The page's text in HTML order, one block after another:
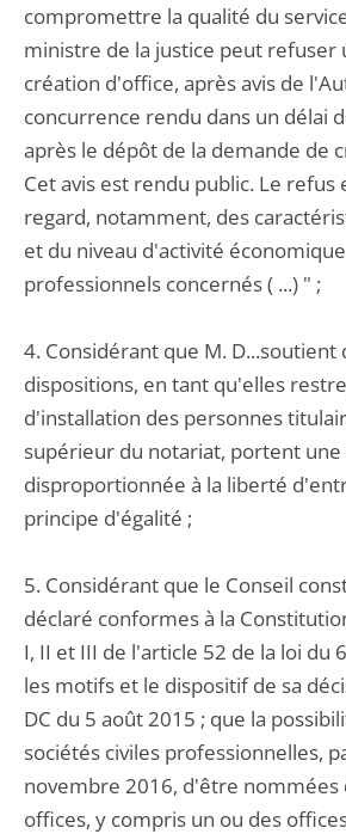
compromettre la qualité du
ministre de la justice peut refuser
création d'office, après avis de
concurrence rendu dans un délai
après le dépôt de la demande de
Cet avis est rendu public. Le refus
regard, notamment, des
et du niveau d'activité
professionnels concernés ( ...) " ;
4. Considérant que M. D...soutient
dispositions, en tant qu'elles
d'installation des personnes
supérieur du notariat, portent
disproportionnée à la liberté
principe d'égalité ;
5. Considérant que le Conseil
déclaré conformes à la
I, II et III de l'article 52 de la loi du
les motifs et le dispositif de sa
DC du 5 août 2015 ; que la
sociétés civiles professionnelles,
novembre 2016, d'être nommées
offices, y compris un ou des